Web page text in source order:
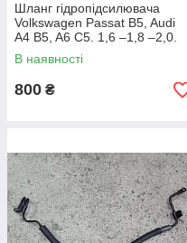
Шланг гідропідсилювача
Volkswagen Passat B5, Audi
A4 B5, A6 C5. 1,6 –1,8 –2,0.
8D1422893AL.
В наявності
800 ₴